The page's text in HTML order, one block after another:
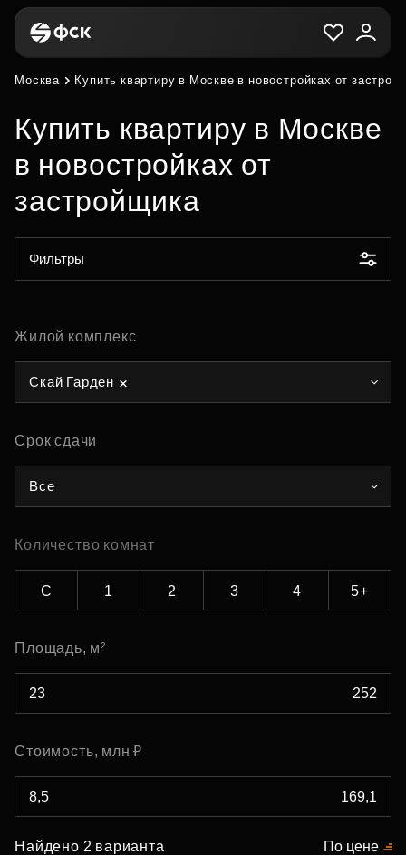
Москва Купить квартиру в Москве в новостройках от
Купить квартиру в Москве
в новостройках от
застройщика
Фильтры
Жилой комплекс
Скай Гарден
Срок сдачи
Все
Количество комнат
С 1 2 3 4 5+
Площадь, м²
Стоимость, млн ₽
Найдено 2 варианта По цене